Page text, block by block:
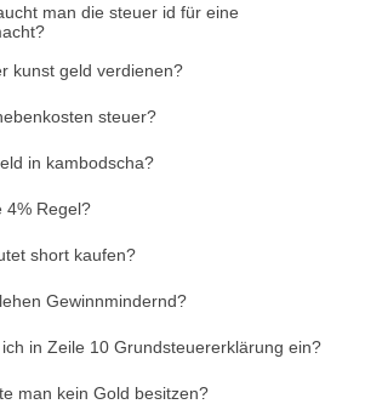
man die steuer id für eine
kunst geld verdienen?
steuer?
in kambodscha?
4% Regel?
short kaufen?
Gewinnmindernd?
in Zeile 10 Grundsteuererklärung ein?
man kein Gold besitzen?